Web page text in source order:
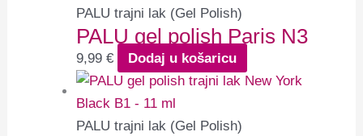
PALU trajni lak (Gel Polish)
PALU gel polish Paris N3
9,99€ Dodaj u košaricu
PALU trajni lak (Gel Polish)